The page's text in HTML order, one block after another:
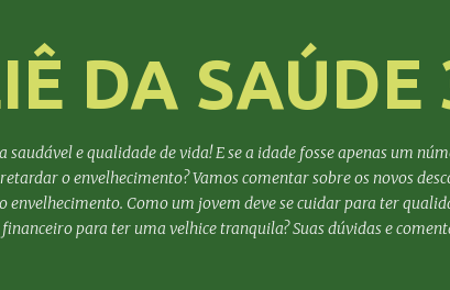
DA SAÚDE
saudável e qualidade de vida! E se a idade fosse apenas um
o envelhecimento? Vamos comentar sobre os novos
envelhecimento. Como um jovem deve se cuidar para ter
para ter uma velhice tranquila? Suas dúvidas e